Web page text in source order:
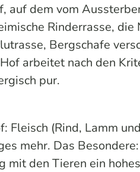
auf dem vom
Rinderrasse, die
Bergschafe
arbeitet nach den
pur.
(Rind, Lamm
mehr. Das
mit den Tieren ein